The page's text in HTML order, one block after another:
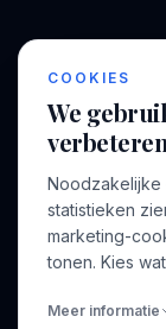
BEDRIJF
Bedrijven
Blog
Contact
INFORMATIE
COOKIES
We
verbeteren
Noodzakelijke
statistieken
marketing-
tonen. Kies
Meer informatie